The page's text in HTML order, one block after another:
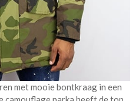
met mooie bontkraag in een